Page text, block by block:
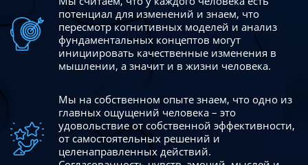
потенциал для изменений и знаем, что
пересмотр когнитивных моделей и анализ
фундаментальных концептов могут
инициировать качественные изменения в
мышлении, а значит и в жизни человека.
Мы на собственном опыте знаем, что одно из
главных ощущений человека – это
удовольствие от собственной эффективности,
от самостоятельных решений и
целенаправленных действий.